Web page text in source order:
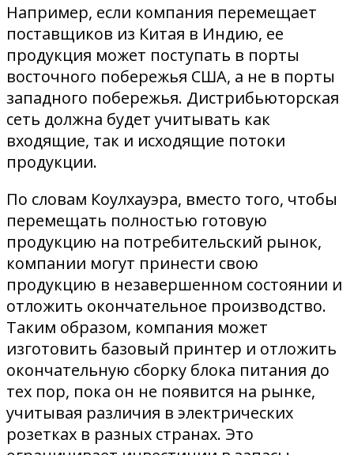
Например, если компания перемещает
поставщиков из Китая в Индию, ее
продукция может поступать в порты
восточного побережья США, а не в порты
западного побережья. Дистрибьюторская
сеть должна будет учитывать как
входящие, так и исходящие потоки
продукции.
По словам Коулхауэра, вместо того, чтобы
перемещать полностью готовую
продукцию на потребительский рынок,
компании могут принести свою
продукцию в незавершенном состоянии и
отложить окончательное производство.
Таким образом, компания может
изготовить базовый принтер и отложить
окончательную сборку блока питания до
тех пор, пока он не появится на рынке,
учитывая различия в электрических
розетках в разных странах. Это